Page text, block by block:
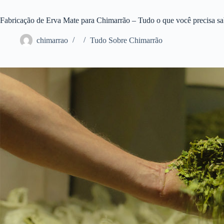
Fabricação de Erva Mate para Chimarrão – Tudo o que você precisa
chimarrao Tudo Sobre Chimarrão